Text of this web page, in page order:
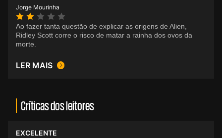
Jorge Mourinha
Ao fazer tanta questão de explicar as origens de Alien,
Ridley Scott corre o risco de matar a rainha dos ovos da
morte.
LER MAIS
Críticas dos leitores
EXCELENTE